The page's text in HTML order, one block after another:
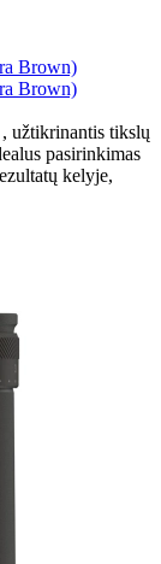
užtikrinantis tikslų
pasirinkimas
kelyje,